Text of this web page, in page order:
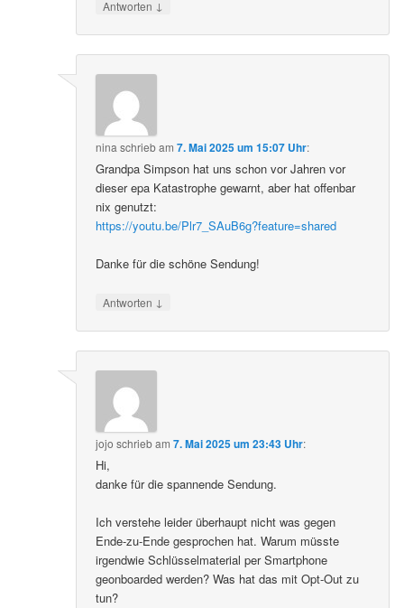
Antworten ↓
nina schriebam7. Mai 2025 um 15:07 Uhr:
Grandpa Simpson hat uns schon vor Jahren vor
dieser epa Katastrophe gewarnt, aber hat offenbar
nix genutzt:
https://youtu.be/Plr7_SAuB6g?feature=shared
Danke für die schöne Sendung!
Antworten ↓
jojo schriebam7. Mai 2025 um 23:43 Uhr:
Hi,
danke für die spannende Sendung.
Ich verstehe leider überhaupt nicht was gegen
Ende-zu-Ende gesprochen hat. Warum müsste
irgendwie Schlüsselmaterial per Smartphone
geonboarded werden? Was hat das mit Opt-Out zu
tun?